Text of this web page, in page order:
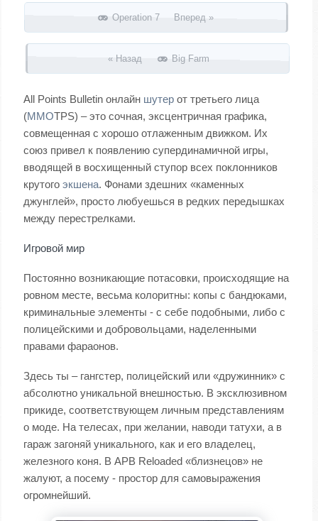
Запись навигация
Operation 7 Вперед »
« Назад Big Farm
All Points Bulletin онлайн шутер от третьего лица
(MMOTPS) – это сочная, эксцентричная графика,
совмещенная с хорошо отлаженным движком. Их
союз привел к появлению супердинамичной игры,
вводящей в восхищенный ступор всех поклонников
крутого экшена. Фонами здешних «каменных
джунглей», просто любуешься в редких передышках
между перестрелками.
Игровой мир
Постоянно возникающие потасовки, происходящие на
ровном месте, весьма колоритны: копы с бандюками,
криминальные элементы - с себе подобными, либо с
полицейскими и добровольцами, наделенными
правами фараонов.
Здесь ты – гангстер, полицейский или «дружинник» с
абсолютно уникальной внешностью. В эксклюзивном
прикиде, соответствующем личным представлениям
о моде. На телесах, при желании, наводи татухи, а в
гараж загоняй уникального, как и его владелец,
железного коня. В APB Reloaded «близнецов» не
жалуют, а посему - простор для самовыражения
огромнейший.